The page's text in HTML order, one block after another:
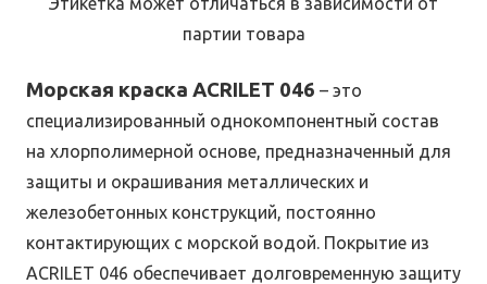
партии товара
Морская краска ACRILET 046 – это
специализированный однокомпонентный состав
на хлорполимерной основе, предназначенный для
защиты и окрашивания металлических и
железобетонных конструкций, постоянно
контактирующих с морской водой. Покрытие из
ACRILET 046 обеспечивает долговременную защиту